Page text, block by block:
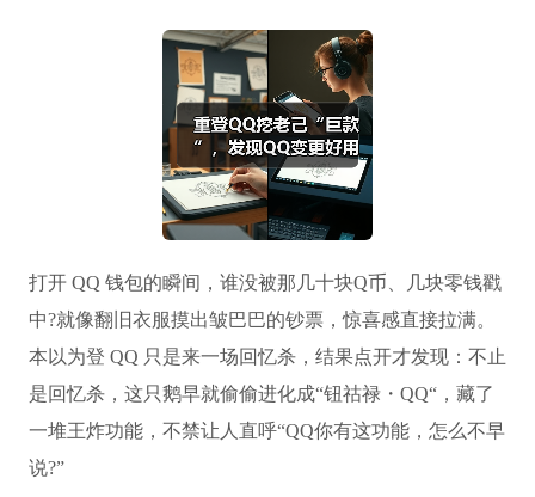
打开 QQ 钱包的瞬间，谁没被那几十块Q币、几块零钱戳
中?就像翻旧衣服摸出皱巴巴的钞票，惊喜感直接拉满。
本以为登 QQ 只是来一场回忆杀，结果点开才发现：不止
是回忆杀，这只鹅早就偷偷进化成“钮祜禄・QQ“，藏了
一堆王炸功能，不禁让人直呼“QQ你有这功能，怎么不早
说?”